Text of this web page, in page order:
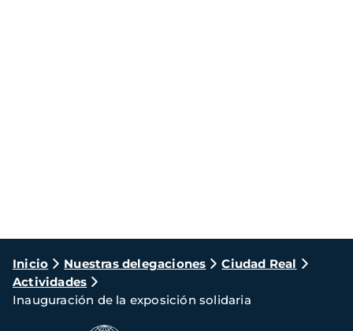
Ruta
de
navegación
Inicio Nuestras delegaciones
Ciudad Real
Actividades
Inauguración de la exposición solidaria